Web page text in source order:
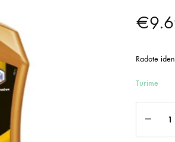
€
Radote
Turime